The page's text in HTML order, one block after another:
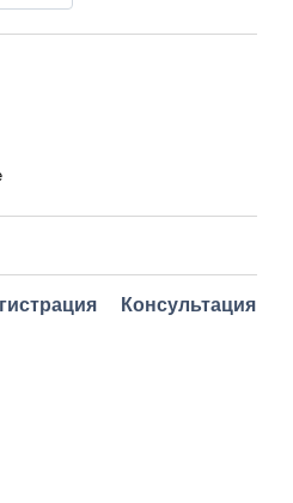
Консультация